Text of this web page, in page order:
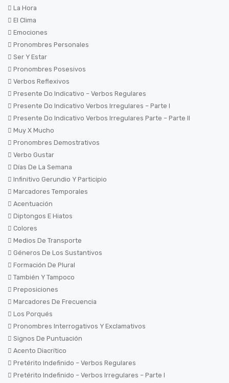
La Hora
El Clima
Emociones
Pronombres Personales
Ser Y Estar
Pronombres Posesivos
Verbos Reflexivos
Presente Do Indicativo – Verbos Regulares
Presente Do Indicativo Verbos Irregulares – Parte I
Presente Do Indicativo Verbos Irregulares Parte – Parte II
Muy X Mucho
Pronombres Demostrativos
Verbo Gustar
Días De La Semana
Infinitivo Gerundio Y Participio
Marcadores Temporales
Acentuación
Diptongos E Hiatos
Colores
Medios De Transporte
Géneros De Los Sustantivos
Formación De Plural
También Y Tampoco
Preposiciones
Marcadores De Frecuencia
Los Porqués
Pronombres Interrogativos Y Exclamativos
Signos De Puntuación
Acento Diacrítico
Pretérito Indefinido – Verbos Regulares
Pretérito Indefinido – Verbos Irregulares – Parte I